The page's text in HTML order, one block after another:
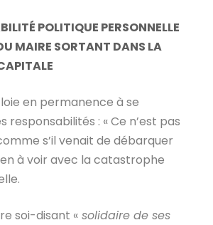
POLITIQUE PERSONNELLE
MAIRE SORTANT DANS LA
en permanence à se
responsabilités : « Ce n’est pas
s’il venait de débarquer
à voir avec la catastrophe
soi-disant « solidaire de ses